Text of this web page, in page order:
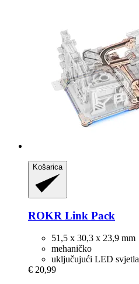
Košarica
ROKR Link Pack
51,5 x 30,3 x 23,9 mm
mehaničko
uključujući LED svjetla
€ 20,99